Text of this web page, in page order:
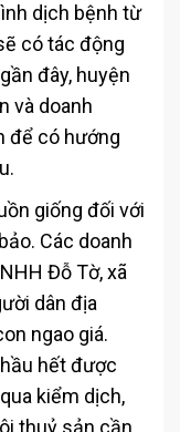
dịch bệnh từ
có tác động
đây, huyện
và doanh
để có hướng
giống đối với
Các doanh
Đỗ Tờ, xã
dân địa
ngao giá.
hết được
kiểm dịch,
thuỷ sản cần